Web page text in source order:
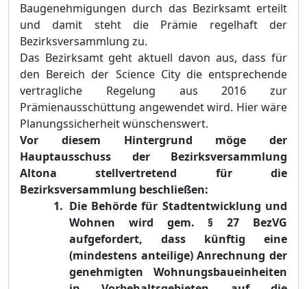
Baugenehmigungen durch das Bezirksamt erteilt
und damit steht die Prämie regelhaft der
Bezirksversammlung zu.
Das Bezirksamt geht aktuell davon aus, dass für
den Bereich der Science City die entsprechende
vertragliche Regelung aus 2016 zur
Prämienausschüttung angewendet wird. Hier wäre
Planungssicherheit wünschenswert.
Vor diesem Hintergrund möge der
Hauptausschuss der Bezirksversammlung
Altona stellvertretend für die
Bezirksversammlung beschließen:
Die Behörde für Stadtentwicklung und
Wohnen wird gem. § 27 BezVG
aufgefordert, dass künftig eine
(mindestens anteilige) Anrechnung der
genehmigten Wohnungsbaueinheiten